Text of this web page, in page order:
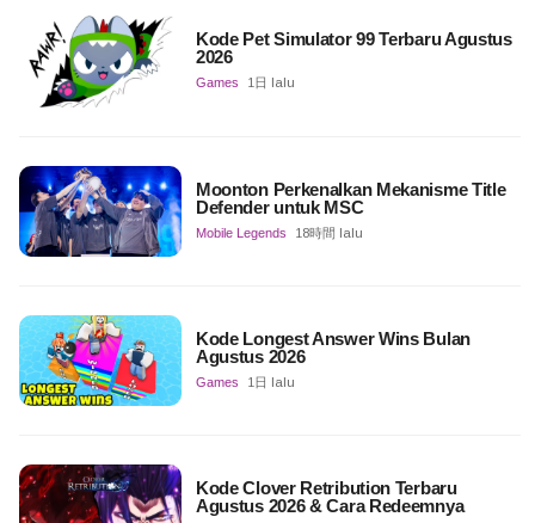
Kode Pet Simulator 99 Terbaru Agustus
2026
Games 1日 lalu
Moonton Perkenalkan Mekanisme Title
Defender untuk MSC
Mobile Legends 18時間 lalu
Kode Longest Answer Wins Bulan
Agustus 2026
Games 1日 lalu
Kode Clover Retribution Terbaru
Agustus 2026 & Cara Redeemnya